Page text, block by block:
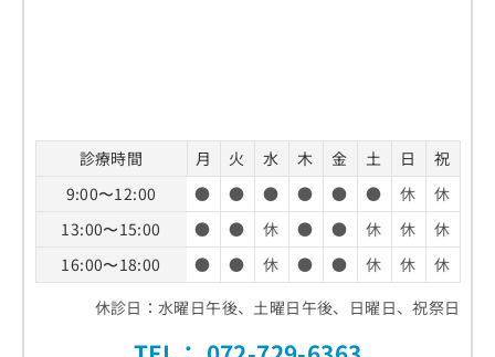
診療時間 月 火 水 木 金 土 日
祝
9:00〜12:00
● ● ● ● ● ● 休
休
13:00〜15:00
● ● 休 ● ● 休 休
休
16:00〜18:00
● ● 休 ● ● 休 休
休
休診日：水曜日午後、土曜日午後、日曜日、祝祭日